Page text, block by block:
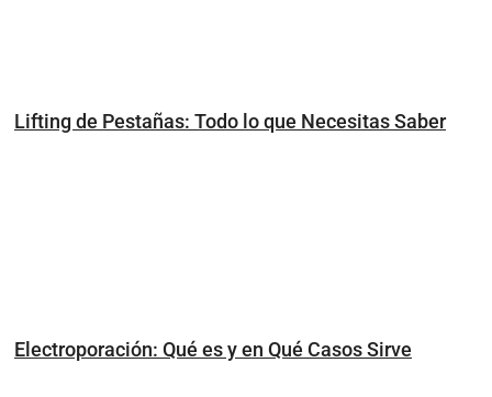
Lifting de Pestañas: Todo lo que Necesitas Saber
Electroporación: Qué es y en Qué Casos Sirve